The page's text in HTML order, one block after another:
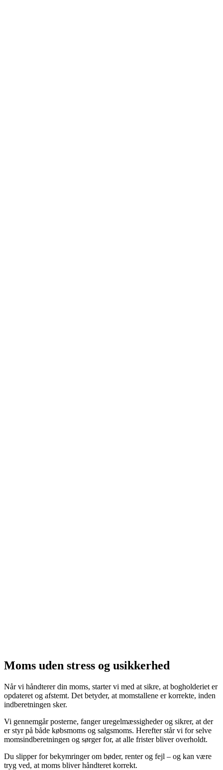
Moms uden stress og usikkerhed
Når vi håndterer din moms, starter vi med at sikre, at bogholderiet er
opdateret og afstemt. Det betyder, at momstallene er korrekte, inden
indberetningen sker.
Vi gennemgår posterne, fanger uregelmæssigheder og sikrer, at der
er styr på både købsmoms og salgsmoms. Herefter står vi for selve
momsindberetningen og sørger for, at alle frister bliver overholdt.
Du slipper for bekymringer om bøder, renter og fejl – og kan være
tryg ved, at moms bliver håndteret korrekt.